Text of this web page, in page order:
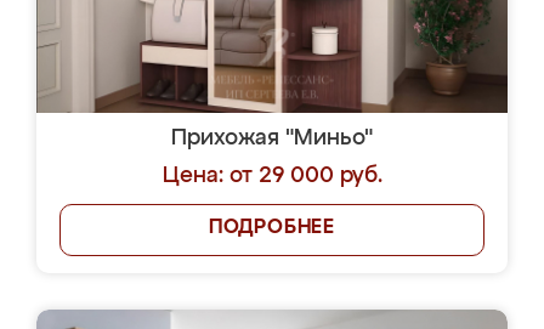
Прихожая "Миньо"
Цена: от 29 000 руб.
ПОДРОБНЕЕ